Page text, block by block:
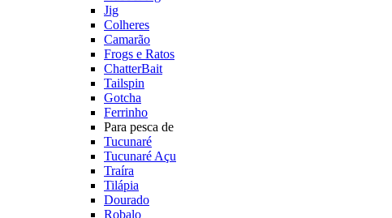
Jig
Colheres
Camarão
Frogs e Ratos
ChatterBait
Tailspin
Gotcha
Ferrinho
Para pesca de
Tucunaré
Tucunaré Açu
Traíra
Tilápia
Dourado
Robalo